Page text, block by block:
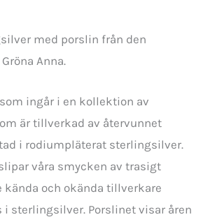
med porslin från den
Anna.
ingår i en kollektion av
är tillverkad av återvunnet
i rodiumpläterat sterlingsilver.
våra smycken av trasigt
kända och okända tillverkare
sterlingsilver. Porslinet visar åren